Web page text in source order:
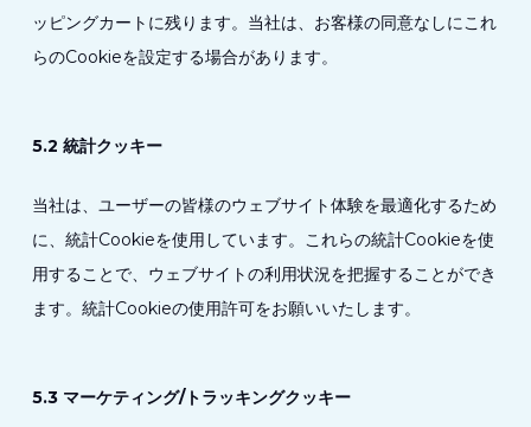
ッピングカートに残ります。当社は、お客様の同意なしにこれ
らのCookieを設定する場合があります。
5.2 統計クッキー
当社は、ユーザーの皆様のウェブサイト体験を最適化するため
に、統計Cookieを使用しています。これらの統計Cookieを使
用することで、ウェブサイトの利用状況を把握することができ
ます。統計Cookieの使用許可をお願いいたします。
5.3 マーケティング/トラッキングクッキー